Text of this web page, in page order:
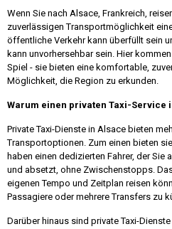
Wenn Sie nach Alsace, Frankreich,
zuverlässigen Transportmöglichkeit
öffentliche Verkehr kann überfüllt sein
kann unvorhersehbar sein. Hier
Spiel - sie bieten eine komfortable,
Möglichkeit, die Region zu erkunden.
Warum einen privaten Taxi-Service
Private Taxi-Dienste in Alsace bieten
Transportoptionen. Zum einen bieten
haben einen dedizierten Fahrer, der Sie
und absetzt, ohne Zwischenstopps.
eigenen Tempo und Zeitplan reisen
Passagiere oder mehrere Transfers zu
Darüber hinaus sind private Taxi-